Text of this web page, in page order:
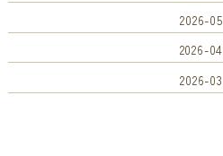
2026-05
2026-04
2026-03